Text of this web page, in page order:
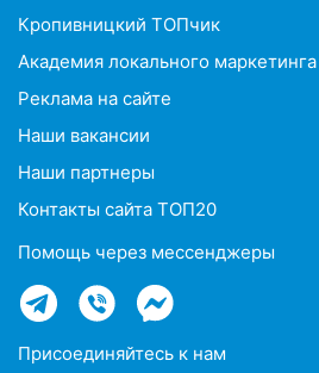
Кропивницкий ТОПчик
Академия локального маркетинга
Реклама на сайте
Наши вакансии
Наши партнеры
Контакты сайта ТОП20
Помощь через мессенджеры
Присоединяйтесь к нам